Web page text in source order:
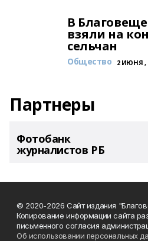
В
взяли на
сельчан
Общество 2 ИЮНЯ ,
Партнеры
Фотобанк
журналистов РБ
© 2020-2026 Сайт издания
Копирование информации сайта
письменного согласия
Об использовании персональных